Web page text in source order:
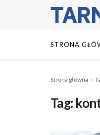
STRONA
Strona główna
Tag: